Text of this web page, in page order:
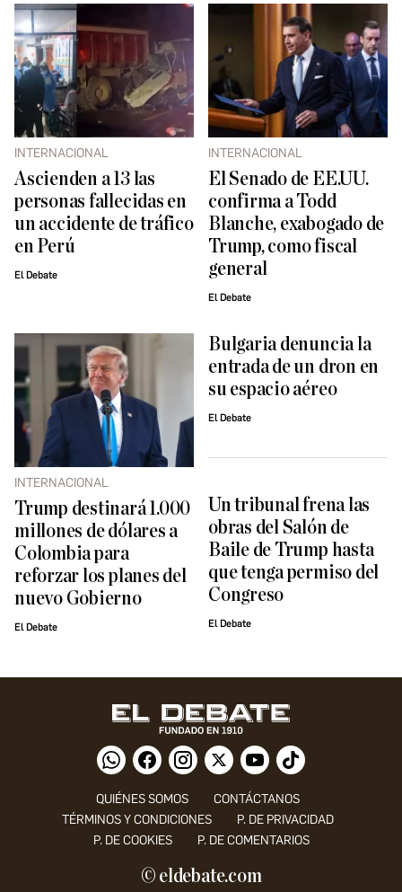
INTERNACIONAL
Ascienden a 13 las
personas fallecidas en
un accidente de tráfico
en Perú
El Debate
INTERNACIONAL
El Senado de EE.UU.
confirma a Todd
Blanche, exabogado de
Trump, como fiscal
general
El Debate
INTERNACIONAL
Trump destinará 1.000
millones de dólares a
Colombia para
reforzar los planes del
nuevo Gobierno
El Debate
Bulgaria denuncia la
entrada de un dron en
su espacio aéreo
El Debate
Un tribunal frena las
obras del Salón de
Baile de Trump hasta
que tenga permiso del
Congreso
El Debate
QUIÉNES SOMOS
CONTÁCTANOS
TÉRMINOS Y CONDICIONES
P. DE PRIVACIDAD
P. DE COOKIES
P. DE COMENTARIOS
© eldebate.com